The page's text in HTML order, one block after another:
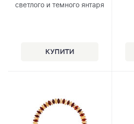
светлого и темного янтаря